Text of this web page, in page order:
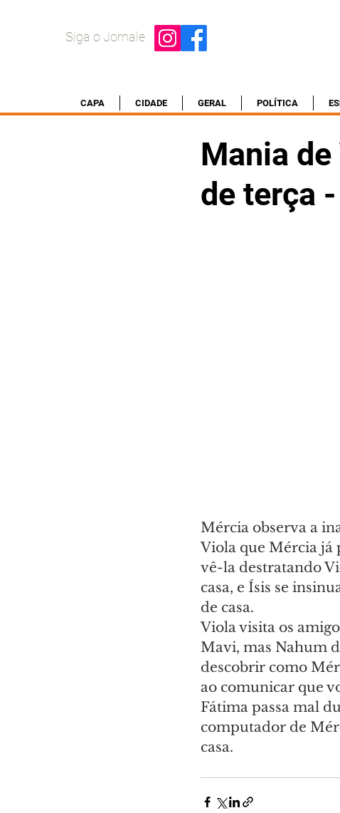
Siga o Jornale
CAPA CIDADE GERAL POLÍTICA
Mania
de terça
Mércia observa a
Viola que Mércia já
vê-la destratando
casa, e Ísis se
de casa.
Viola visita os
Mavi, mas Nahum
descobrir como
ao comunicar que
Fátima passa mal
computador de
casa.